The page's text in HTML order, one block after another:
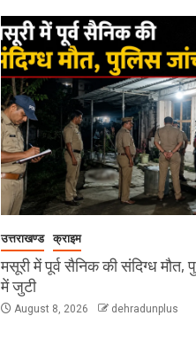
उत्तराखण्ड क्राइम
मसूरी में पूर्व सैनिक की संदिग्ध मौत,
में जुटी
August 8, 2026 dehradunplus